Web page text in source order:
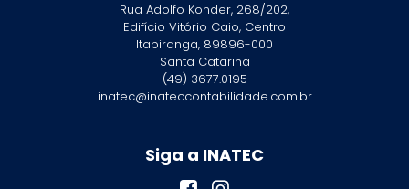
Rua Adolfo Konder, 268/202,
Edifício Vitório Caio, Centro
Itapiranga, 89896-000
Santa Catarina
(49) 3677.0195
inatec@inateccontabilidade.com.br
Siga a INATEC